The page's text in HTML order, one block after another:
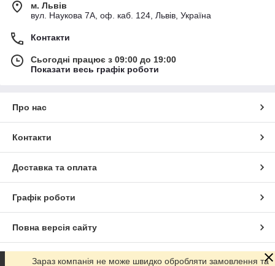
м. Львів
вул. Наукова 7А, оф. каб. 124, Львів, Україна
Контакти
Сьогодні працює з 09:00 до 19:00
Показати весь графік роботи
Про нас
Контакти
Доставка та оплата
Графік роботи
Повна версія сайту
Сайт створено на маркетплейсі Prom.ua
Зараз компанія не може швидко обробляти замовлення та